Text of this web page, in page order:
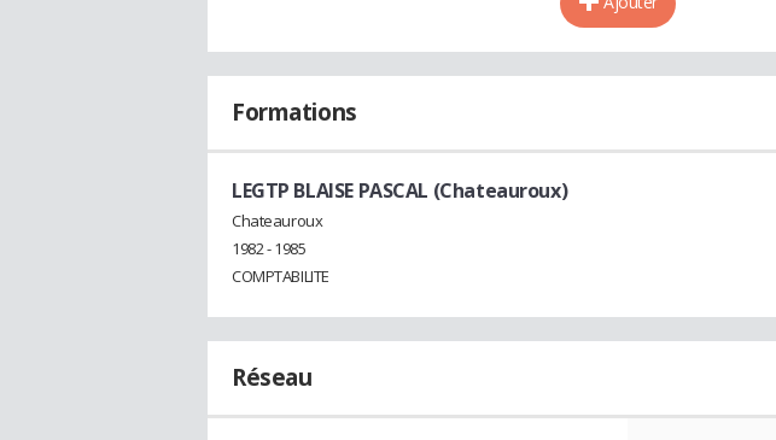
Formations
LEGTP BLAISE PASCAL (Chateauroux)
Chateauroux
1982 - 1985
COMPTABILITE
Réseau